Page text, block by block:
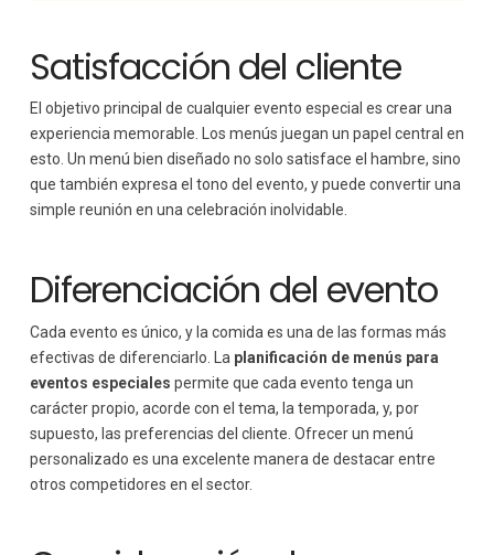
Satisfacción del cliente
El objetivo principal de cualquier evento especial es crear una
experiencia memorable. Los menús juegan un papel central en
esto. Un menú bien diseñado no solo satisface el hambre, sino
que también expresa el tono del evento, y puede convertir una
simple reunión en una celebración inolvidable.
Diferenciación del evento
Cada evento es único, y la comida es una de las formas más
efectivas de diferenciarlo. La planificación de menús para
eventos especiales permite que cada evento tenga un
carácter propio, acorde con el tema, la temporada, y, por
supuesto, las preferencias del cliente. Ofrecer un menú
personalizado es una excelente manera de destacar entre
otros competidores en el sector.